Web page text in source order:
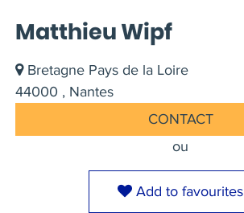
Matthieu Wipf
Bretagne Pays de la Loire
44000 , Nantes
CONTACT
ou
Add to favourites